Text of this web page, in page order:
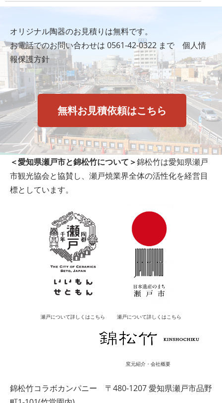
オリジナル陶器のお見積りは無料です。
お電話でのお問い合わせは 0561-42-0322 まで 個人情
報保護方針
無料お見積依頼はこちら
＜愛知県瀬戸市と錦松竹について＞錦松竹は愛知県瀬戸
市観光協会と協賛し、瀬戸焼業界全体の活性化を経営目
標としています。
瀬戸について詳しくはこちら 瀬戸について詳しくはこちら
窯元紹介・会社概要
錦松竹コラボカンパニー 〒480-1207 愛知県瀬戸市品野